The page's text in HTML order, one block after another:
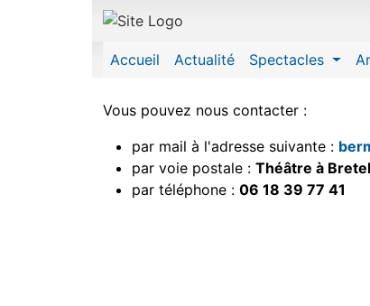
Site identity, navigation, etc.
Navigation and related
Accueil Actualité Spectacles
Vous pouvez nous contacter :
par mail à l'adresse suivante :
par voie postale : Théâtre à
par téléphone : 06 18 39 77 41